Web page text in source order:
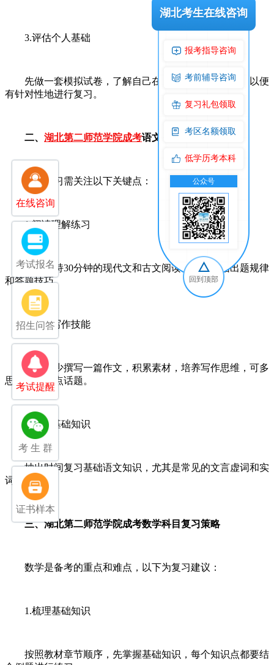
在线咨询
考试报名
招生问答
考试提醒
考 生 群
证书样本
湖北考生在线咨询
报考指导咨询
考前辅导咨询
复习礼包领取
考区名额领取
低学历考本科
公众号
回到顶部
3.评估个人基础
先做一套模拟试卷，了解自己在各科目的薄弱环节，以便
有针对性地进行复习。
二、 湖北第二师范学院成考语文科目复习要点
语文复习需关注以下关键点：
1.阅读理解练习
每日保持30分钟的现代文和古文阅读训练，总结出题规律
和答题技巧。
2.提升写作技能
每周至少撰写一篇作文，积累素材，培养写作思维，可多
思考社会热点话题。
3.夯实基础知识
抽出时间复习基础语文知识，尤其是常见的文言虚词和实
词用法。
三、湖北第二师范学院成考数学科目复习策略
数学是备考的重点和难点，以下为复习建议：
1.梳理基础知识
按照教材章节顺序，先掌握基础知识，每个知识点都要结